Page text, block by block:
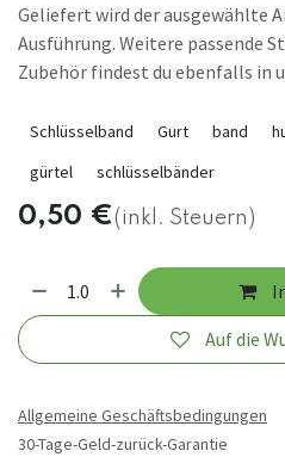
Geliefert wird der ausgewählte
Ausführung. Weitere passende
Zubehör findest du ebenfalls in
Schlüsselband Gurt band
gürtel
schlüsselbänder
0,50 €(inkl. Steuern)
Auf die
Allgemeine Geschäftsbedingungen
30-Tage-Geld-zurück-Garantie